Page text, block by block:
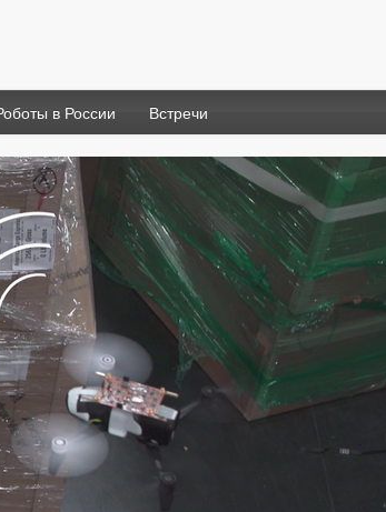
в России Встречи